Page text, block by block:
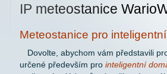
IP meteostanice
Meteostanice pro
Dovolte, abychom vám představili
určené především pro inteligentní